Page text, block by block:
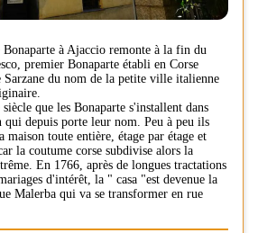
à Ajaccio remonte à la fin du
premier Bonaparte établi en Corse
Sarzane du nom de la petite ville italienne
que les Bonaparte s'installent dans
qui depuis porte leur nom. Peu à peu ils
maison toute entière, étage par étage et
la coutume corse subdivise alors la
En 1766, après de longues tractations
d'intérêt, la " casa "est devenue la
Malerba qui va se transformer en rue